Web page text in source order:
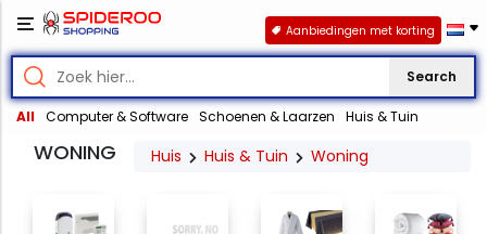
Search
All Computer & Software Schoenen & Laarzen Huis & Tuin
Aanbiedingen met korting
WONING Huis Huis & Tuin Woning